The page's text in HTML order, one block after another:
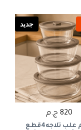
جديد
820 ج.م
طقم علب ثلاجه4قطع